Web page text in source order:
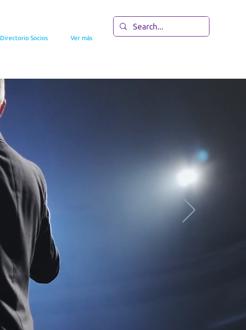
Directorio Socios Ver más